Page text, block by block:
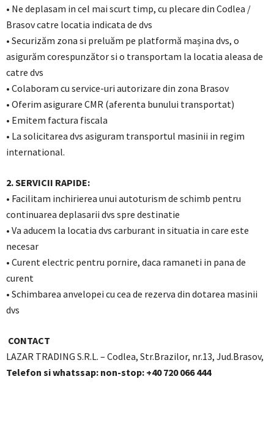
• Ne deplasam in cel mai scurt timp, cu plecare din Codlea /
Brasov catre locatia indicata de dvs
• Securizăm zona si preluăm pe platformă mașina dvs, o
asigurăm corespunzător si o transportam la locatia aleasa de
catre dvs
• Colaboram cu service-uri autorizare din zona Brasov
• Oferim asigurare CMR (aferenta bunului transportat)
• Emitem factura fiscala
• La solicitarea dvs asiguram transportul masinii in regim
international.
2. SERVICII RAPIDE:
• Facilitam inchirierea unui autoturism de schimb pentru
continuarea deplasarii dvs spre destinatie
• Va aducem la locatia dvs carburant in situatia in care este
necesar
• Curent electric pentru pornire, daca ramaneti in pana de
curent
• Schimbarea anvelopei cu cea de rezerva din dotarea masinii
dvs
CONTACT
LAZAR TRADING S.R.L. – Codlea, Str.Brazilor, nr.13, Jud.Brasov,
Telefon si whatssap: non-stop: +40 720 066 444